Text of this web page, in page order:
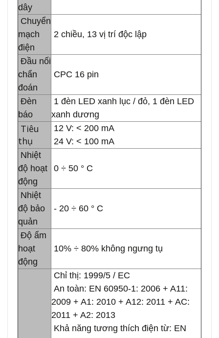
dây
Chuyển
mạch
điện
2 chiều, 13 vị trí độc lập
Đầu nối
chẩn
đoán
CPC 16 pin
Đèn
báo
1 đèn LED xanh lục / đỏ, 1 đèn LED
xanh dương
Tiêu
thụ
12 V: < 200 mA
24 V: < 100 mA
Nhiệt
độ hoạt
động
0 ÷ 50 ° C
Nhiệt
độ bảo
quản
- 20 ÷ 60 ° C
Độ ẩm
hoạt
động
10% ÷ 80% không ngưng tụ
Chỉ thị: 1999/5 / EC
An toàn: EN 60950-1: 2006 + A11:
2009 + A1: 2010 + A12: 2011 + AC:
2011 + A2: 2013
Khả năng tương thích điện từ: EN